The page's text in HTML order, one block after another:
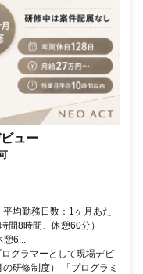
ュー
均勤務日数：1ヶ月あた
間8時間、休憩60分）
憩6...
グラマーとして現場デビ
研修制度） 「プログラミ